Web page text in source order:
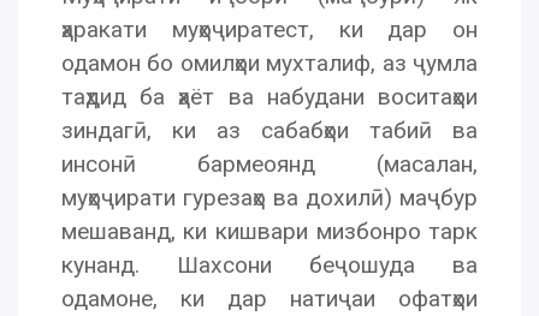
ҳаракати муҳоҷиратест, ки дар он
одамон бо омилҳои мухталиф, аз ҷумла
таҳдид ба ҳаёт ва набудани воситаҳои
зиндагӣ, ки аз сабабҳои табиӣ ва
инсонӣ бармеоянд (масалан,
муҳоҷирати гурезаҳо ва дохилӣ) маҷбур
мешаванд, ки кишвари мизбонро тарк
кунанд. Шахсони беҷошуда ва
одамоне, ки дар натиҷаи офатҳои